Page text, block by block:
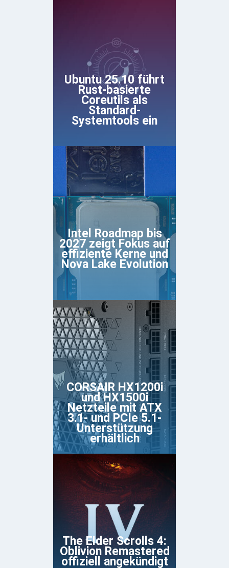
Ubuntu 25.10 führt
Rust-basierte
Coreutils als
Standard-
Systemtools ein
Intel Roadmap bis
2027 zeigt Fokus auf
effiziente Kerne und
Nova Lake Evolution
CORSAIR HX1200i
und HX1500i
Netzteile mit ATX
3.1- und PCIe 5.1-
Unterstützung
erhältlich
The Elder Scrolls 4:
Oblivion Remastered
offiziell angekündigt